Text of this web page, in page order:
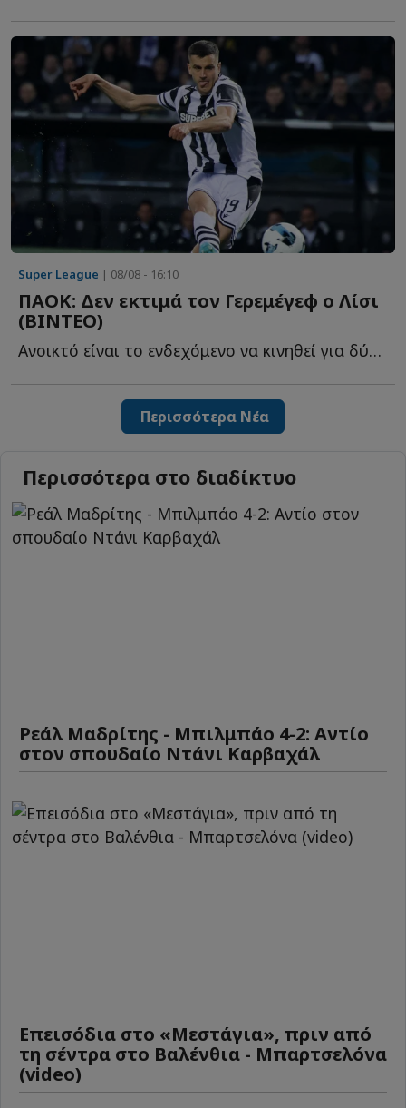
Super League | 08/08 - 16:10
ΠΑΟΚ: Δεν εκτιμά τον Γερεμέγεφ ο Λίσι
(ΒΙΝΤΕΟ)
Ανοικτό είναι το ενδεχόμενο να κινηθεί για δύο επιθετικούς ο...
Περισσότερα Νέα
Περισσότερα στο διαδίκτυο
Ρεάλ Μαδρίτης - Μπιλμπάο 4-2: Αντίο
στον σπουδαίο Ντάνι Καρβαχάλ
Επεισόδια στο «Μεστάγια», πριν από
τη σέντρα στο Βαλένθια - Μπαρτσελόνα
(video)